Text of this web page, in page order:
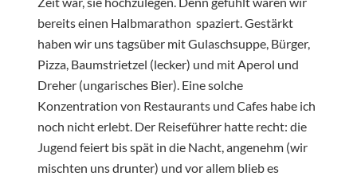
bereits einen Halbmarathon spaziert. Gestärkt
haben wir uns tagsüber mit Gulaschsuppe, Bürger,
Pizza, Baumstrietzel (lecker) und mit Aperol und
Dreher (ungarisches Bier). Eine solche
Konzentration von Restaurants und Cafes habe ich
noch nicht erlebt. Der Reiseführer hatte recht: die
Jugend feiert bis spät in die Nacht, angenehm (wir
mischten uns drunter) und vor allem blieb es